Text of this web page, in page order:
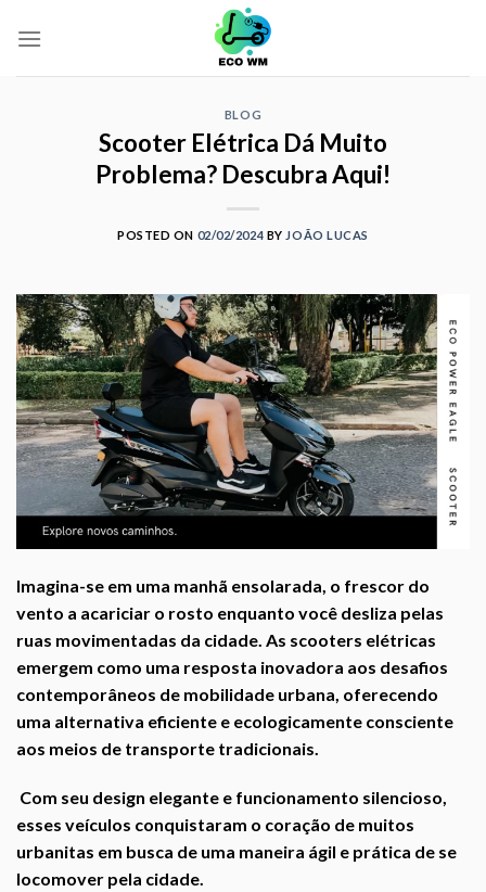
BLOG
Scooter Elétrica Dá Muito
Problema? Descubra Aqui!
POSTED ON 02/02/2024 BY JOÃO LUCAS
Imagina-se em uma manhã ensolarada, o frescor do
vento a acariciar o rosto enquanto você desliza pelas
ruas movimentadas da cidade. As scooters elétricas
emergem como uma resposta inovadora aos desafios
contemporâneos de mobilidade urbana, oferecendo
uma alternativa eficiente e ecologicamente consciente
aos meios de transporte tradicionais.
Com seu design elegante e funcionamento silencioso,
esses veículos conquistaram o coração de muitos
urbanitas em busca de uma maneira ágil e prática de se
locomover pela cidade.